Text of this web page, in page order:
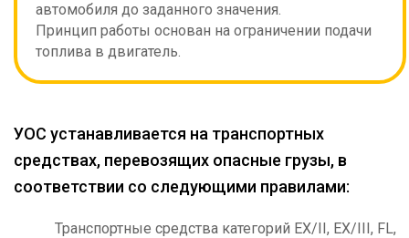
автомобиля до заданного значения.
Принцип работы основан на ограничении подачи
топлива в двигатель.
УОС устанавливается на транспортных
средствах, перевозящих опасные грузы, в
соответствии со следующими правилами:
Транспортные средства категорий EX/II, EX/III, FL,